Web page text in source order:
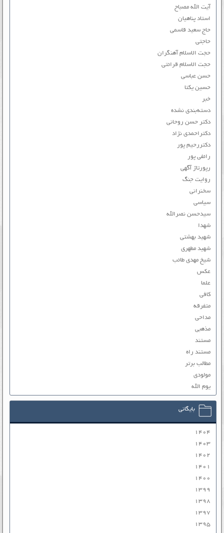
آیت الله مصباح
استاد پناهیان
حاج سعید قاسمی
حاجتی
حجت الاسلام آهنگران
حجت الاسلام قرائتی
حسن عباسی
حسین یکتا
خبر
دسته‌بندی نشده
دکتر حسن روحانی
دکتراحمدی نژاد
دکتررحیم پور
رائفی پور
رپورتاژ آگهی
روایت جنگ
سخنرانی
سیاسی
سیدحسن نصرالله
شهدا
شهید بهشتی
شهید مطهری
شیخ مهدی طائب
عکس
علما
کافی
متفرقه
مداحی
مذهبی
مستند
مستند راه
مطالب برتر
مولودی
یوم الله
بایگانی
۱۴۰۴
۱۴۰۳
۱۴۰۲
۱۴۰۱
۱۴۰۰
۱۳۹۹
۱۳۹۸
۱۳۹۷
۱۳۹۵